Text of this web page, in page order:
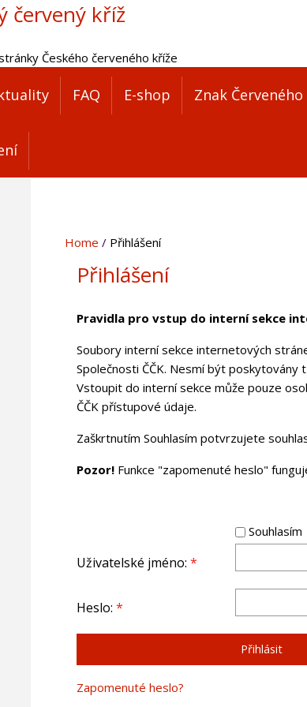
červený kříž
Českého červeného kříže
FAQ E-shop Znak Červeného
Home Přihlášení
Přihlášení
Pravidla pro vstup do interní sekce
Soubory interní sekce internetových
Společnosti ČČK. Nesmí být poskytovány
Vstoupit do interní sekce může pouze
ČČK přístupové údaje.
Zaškrtnutím Souhlasím potvrzujete
Pozor!Funkce "zapomenuté heslo"
Souhlasím
Uživatelské jméno: *
Heslo: *
Zapomenuté heslo?